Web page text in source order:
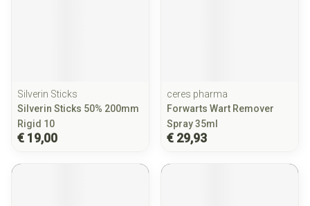
Silverin Sticks
Silverin Sticks 50% 200mm
Rigid 10
€ 19,00
ceres pharma
Forwarts Wart Remover
Spray 35ml
€ 29,93